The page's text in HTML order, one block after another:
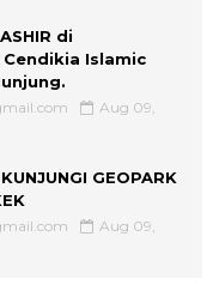
di
Islamic
Aug 09,
GEOPARK
Aug 09,